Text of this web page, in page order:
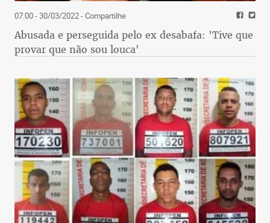
07:00 - 30/03/2022- Compartilhe
Abusada e perseguida pelo ex desabafa: 'Tive que
provar que não sou louca'